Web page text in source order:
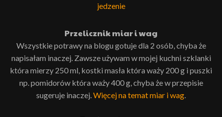
jedzenie
Przelicznik miar i wag
Wszystkie potrawy na blogu gotuje dla 2 osób, chyba że
napisałam inaczej. Zawsze używam w mojej kuchni szklanki
która mierzy 250 ml, kostki masła która waży 200 g i puszki
np. pomidorów która waży 400 g, chyba że w przepisie
sugeruje inaczej.Więcej na temat miar i wag.